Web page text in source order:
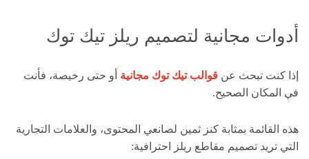
أدوات مجانية لتصميم ريلز تيك توك
إذا كنت تبحث عن قوالب تيك توك مجانية أو حتى رخيصة، فأنت
في المكان الصحيح.
هذه القائمة بمثابة كنز ثمين لصانعي المحتوى، والعلامات التجارية
التي تريد تصميم مقاطع ريلز احترافية: